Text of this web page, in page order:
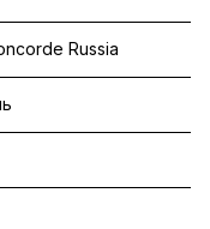
Russia